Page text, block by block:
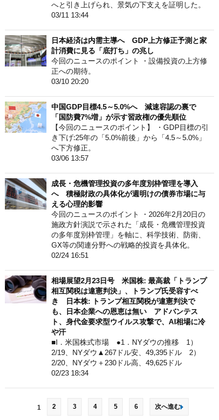
へと引き上げられ、景気の下支えを証明した。
03/11 13:44
日本経済は内需主導へ GDP上方修正予測と家
計消費に見る「底打ち」の兆し
今回のニュースのポイント ・設備投資の上方修
正への期待。
03/10 20:20
中国GDP目標4.5～5.0%へ 減速容認の裏で
「国防費7%増」が示す習政権の優先順位
【今回のニュースのポイント】 ・GDP目標の引
き下げ:25年の「5.0%前後」から「4.5～5.0%」
へ下方修正。
03/06 13:57
成長・危機管理投資の多年度別枠管理を導入
へ 積極財政の具体化が週明けの債券市場に与
える心理的影響
今回のニュースのポイント ・2026年2月20日の
施政方針演説で示された「成長・危機管理投資
の多年度別枠管理」を軸に、科学技術、防衛、
GX等の関連分野への戦略的投資を具体化。
02/24 16:51
相場展望2月23日号 米国株: 最高裁「トランプ
相互関税は違憲判決」、トランプ氏受容すべ
き 日本株: トランプ相互関税が違憲判決で
も、日本企業への恩恵は無い アドバンテス
ト、身代金要求型ウイルス攻撃で、AI相場に冷
や汗
■I．米国株式市場 ●1．NYダウの推移 1）
2/19、NYダウ▲267ドル安、49,395ドル 2）
2/20、NYダウ＋230ドル高、49,625ドル
02/23 18:34
1 2 3 4 5 6 次へ進む